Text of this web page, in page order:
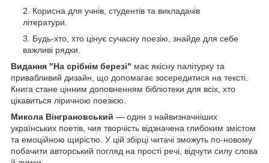
Корисна для учнів, студентів та викладачів
літератури.
Будь-хто, хто цінує сучасну поезію, знайде для себе
важливі рядки.
Видання "На срібнім березі" має якісну палітурку та
привабливий дизайн, що допомагає зосередитися на тексті.
Книга стане цінним доповненням бібліотеки для всіх, хто
цікавиться ліричною поезією.
Микола Вінграновський — один з найвизначніших
українських поетів, чия творчість відзначена глибоким змістом
та емоційною щирістю. У цій збірці читачі зможуть по-новому
побачити авторський погляд на прості речі, відчути силу слова